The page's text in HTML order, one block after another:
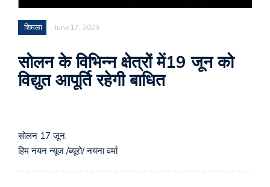
शिमला June 17, 2023
सोलन के विभिन्न क्षेत्रों में19 जून को
विद्युत आपूर्ति रहेगी बाधित
सोलन 17 जून,
हिम नयन न्यूज /ब्यूरो/ नयना वर्मा